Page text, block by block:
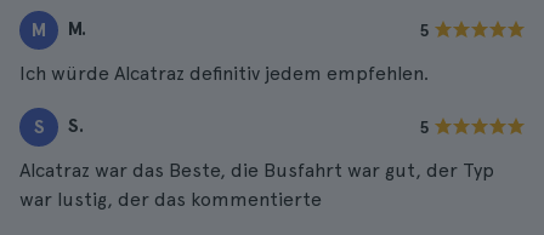
M M. 5
Ich würde Alcatraz definitiv jedem empfehlen.
S S. 5
Alcatraz war das Beste, die Busfahrt war gut, der Typ
war lustig, der das kommentierte